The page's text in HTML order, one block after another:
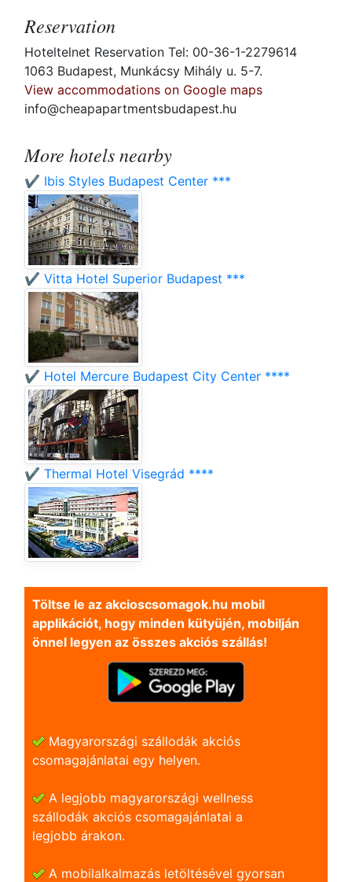
Reservation
Hoteltelnet Reservation Tel: 00-36-1-2279614
1063 Budapest, Munkácsy Mihály u. 5-7.
View accommodations on Google maps
info@cheapapartmentsbudapest.hu
More hotels nearby
✔️ Ibis Styles Budapest Center ***
✔️ Vitta Hotel Superior Budapest ***
✔️ Hotel Mercure Budapest City Center ****
✔️ Thermal Hotel Visegrád ****
Töltse le az akcioscsomagok.hu mobil
applikációt, hogy minden kütyüjén, mobilján
önnel legyen az összes akciós szállás!
Magyarországi szállodák akciós
csomagajánlatai egy helyen.
A legjobb magyarországi wellness
szállodák akciós csomagajánlatai a
legjobb árakon.
A mobilalkalmazás letöltésével gyorsan